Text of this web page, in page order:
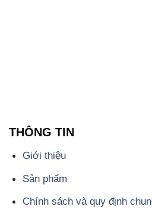
Chính sách và quy định chung
Tin tức
Liên hệ